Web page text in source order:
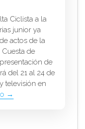
Ciclista a la
junior ya
actos de la
de
de
del 21 al 24 de
televisión en
→